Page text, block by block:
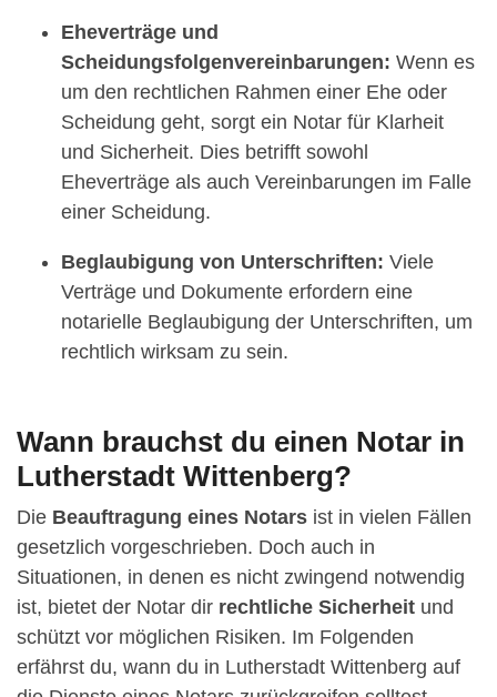
Eheverträge und
Scheidungsfolgenvereinbarungen: Wenn es
um den rechtlichen Rahmen einer Ehe oder
Scheidung geht, sorgt ein Notar für Klarheit
und Sicherheit. Dies betrifft sowohl
Eheverträge als auch Vereinbarungen im Falle
einer Scheidung.
Beglaubigung von Unterschriften: Viele
Verträge und Dokumente erfordern eine
notarielle Beglaubigung der Unterschriften, um
rechtlich wirksam zu sein.
Wann brauchst du einen Notar in
Lutherstadt Wittenberg?
Die Beauftragung eines Notars ist in vielen Fällen
gesetzlich vorgeschrieben. Doch auch in
Situationen, in denen es nicht zwingend notwendig
ist, bietet der Notar dir rechtliche Sicherheit und
schützt vor möglichen Risiken. Im Folgenden
erfährst du, wann du in Lutherstadt Wittenberg auf